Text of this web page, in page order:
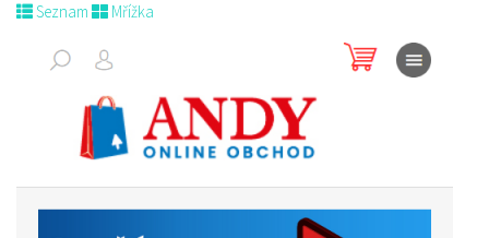
Seznam
Mřížka